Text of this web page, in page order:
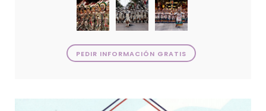
PEDIR INFORMACIÓN GRATIS